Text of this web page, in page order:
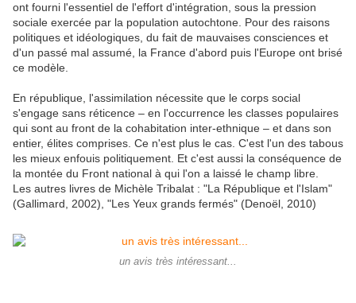
ont fourni l'essentiel de l'effort d'intégration, sous la pression
sociale exercée par la population autochtone. Pour des raisons
politiques et idéologiques, du fait de mauvaises consciences et
d'un passé mal assumé, la France d'abord puis l'Europe ont brisé
ce modèle.
En république, l'assimilation nécessite que le corps social
s'engage sans réticence – en l'occurrence les classes populaires
qui sont au front de la cohabitation inter-ethnique – et dans son
entier, élites comprises. Ce n'est plus le cas. C'est l'un des tabous
les mieux enfouis politiquement. Et c'est aussi la conséquence de
la montée du Front national à qui l'on a laissé le champ libre.
Les autres livres de Michèle Tribalat : "La République et l'Islam"
(Gallimard, 2002), "Les Yeux grands fermés" (Denoël, 2010)
un avis très intéressant...